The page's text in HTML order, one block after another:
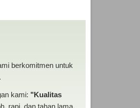
berkomitmen untuk
kami: "Kualitas
rapi, dan tahan lama.